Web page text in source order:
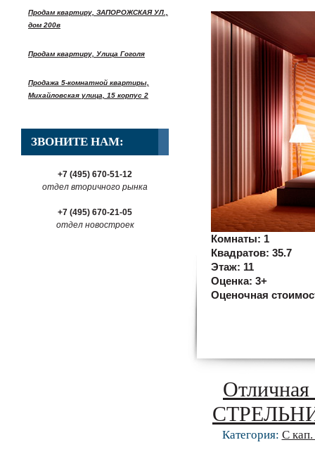
Продам квартиру, ЗАПОРОЖСКАЯ УЛ.,
дом 200в
Продам квартиру, Улица Гоголя
Продажа 5-комнатной квартиры,
Михайловская улица, 15 корпус 2
ЗВОНИТЕ НАМ:
+7 (495) 670-51-12
отдел вторичного рынка
+7 (495) 670-21-05
отдел новостроек
Комнаты: 1
Квадратов: 35.7
Этаж: 11
Оценка: 3+
Оценочная
Отличная
Категория: С